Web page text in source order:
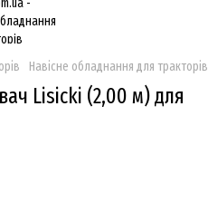
Навісне обладнання для
Lisicki (2,00 м) для